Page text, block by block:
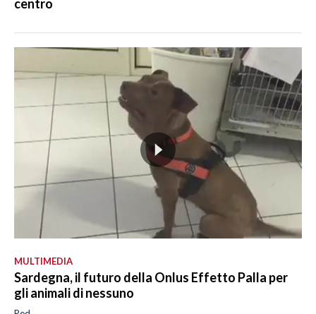
centro
MULTIMEDIA
Sardegna, il futuro della Onlus Effetto Palla per
gli animali di nessuno